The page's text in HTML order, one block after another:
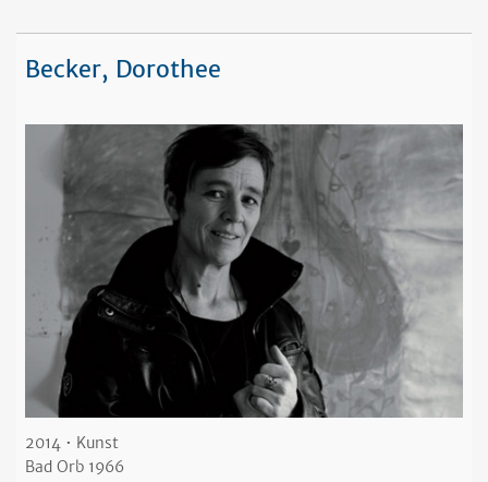
Becker, Dorothee
2014 • Kunst
Bad Orb 1966